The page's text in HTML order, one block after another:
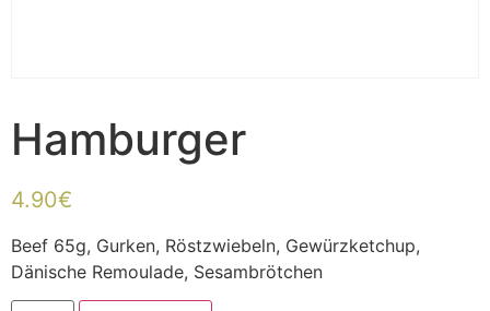
Hamburger
4.90€
Beef 65g, Gurken, Röstzwiebeln, Gewürzketchup,
Dänische Remoulade, Sesambrötchen